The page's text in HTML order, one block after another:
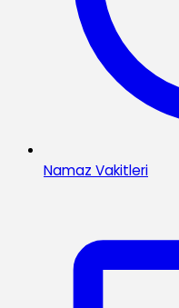
Namaz Vakitleri